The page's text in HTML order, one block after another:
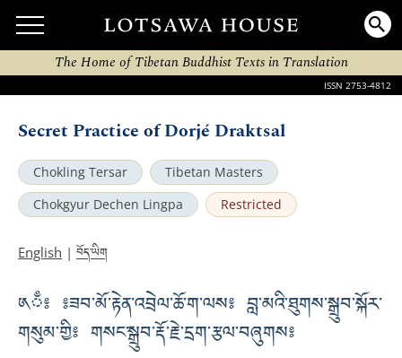
The Home of Tibetan Buddhist Texts in Translation
ISSN 2753-4812
Secret Practice of Dorjé Draktsal
Chokling Tersar
Tibetan Masters
Chokgyur Dechen Lingpa
Restricted
English | བོད་ཡིག
༁ྃ༔ ༔ཟབ་མོ་རྟེན་འབྲེལ་ཆོ་ག་ལས༔ བླ་མའི་ཐུགས་སྒྲུབ་སྐོར་
གསུམ་གྱི༔ གསང་སྒྲུབ་རྡོ་རྗེ་དྲག་རྩལ་བཞུགས༔